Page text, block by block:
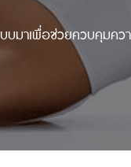
มาเพื่อช่วยควบคุมคว